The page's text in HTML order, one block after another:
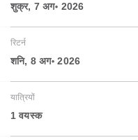
शुक्र, 7 अग॰ 2026
रिटर्न
शनि, 8 अग॰ 2026
यात्रियों
1 वयस्‍क